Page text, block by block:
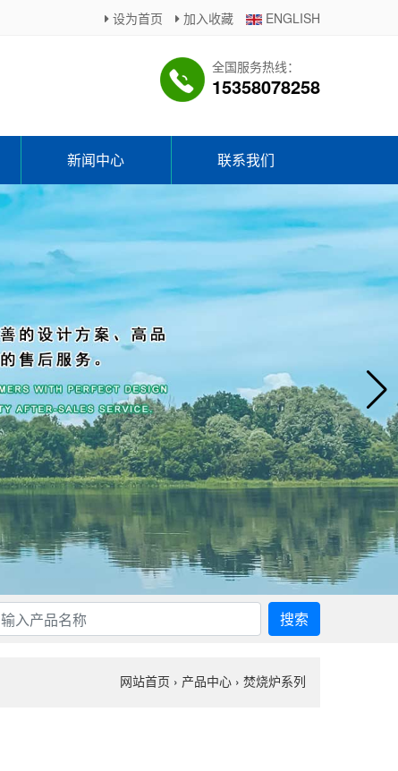
设为首页 加入收藏 ENGLISH
全国服务热线：
15358078258
新闻中心 联系我们
搜索
网站首页 › 产品中心 › 焚烧炉系列